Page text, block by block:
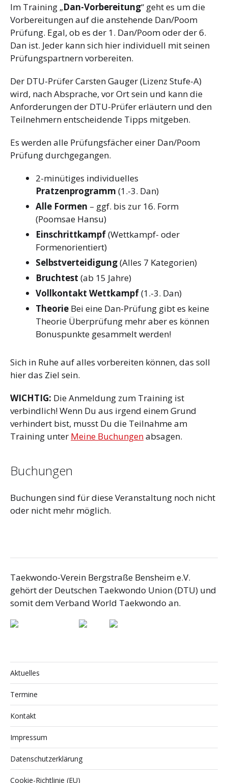
Im Training „Dan-Vorbereitung“ geht es um die
Vorbereitungen auf die anstehende Dan/Poom
Prüfung. Egal, ob es der 1. Dan/Poom oder der 6.
Dan ist. Jeder kann sich hier individuell mit seinen
Prüfungspartnern vorbereiten.
Der DTU-Prüfer Carsten Gauger (Lizenz Stufe-A)
wird, nach Absprache, vor Ort sein und kann die
Anforderungen der DTU-Prüfer erläutern und den
Teilnehmern entscheidende Tipps mitgeben.
Es werden alle Prüfungsfächer einer Dan/Poom
Prüfung durchgegangen.
2-minütiges individuelles
Pratzenprogramm (1.-3. Dan)
Alle Formen – ggf. bis zur 16. Form
(Poomsae Hansu)
Einschrittkampf(Wettkampf- oder
Formenorientiert)
Selbstverteidigung(Alles 7 Kategorien)
Bruchtest (ab 15 Jahre)
Vollkontakt Wettkampf(1.-3. Dan)
Theorie Bei eine Dan-Prüfung gibt es keine
Theorie Überprüfung mehr aber es können
Bonuspunkte gesammelt werden!
Sich in Ruhe auf alles vorbereiten können, das soll
hier das Ziel sein.
WICHTIG: Die Anmeldung zum Training ist
verbindlich! Wenn Du aus irgend einem Grund
verhindert bist, musst Du die Teilnahme am
Training unter Meine Buchungenabsagen.
Buchungen
Buchungen sind für diese Veranstaltung noch nicht
oder nicht mehr möglich.
Taekwondo-Verein Bergstraße Bensheim e.V.
gehört der Deutschen Taekwondo Union (DTU) und
somit dem Verband World Taekwondo an.
Aktuelles
Termine
Kontakt
Impressum
Datenschutzerklärung
Cookie-Richtlinie (EU)